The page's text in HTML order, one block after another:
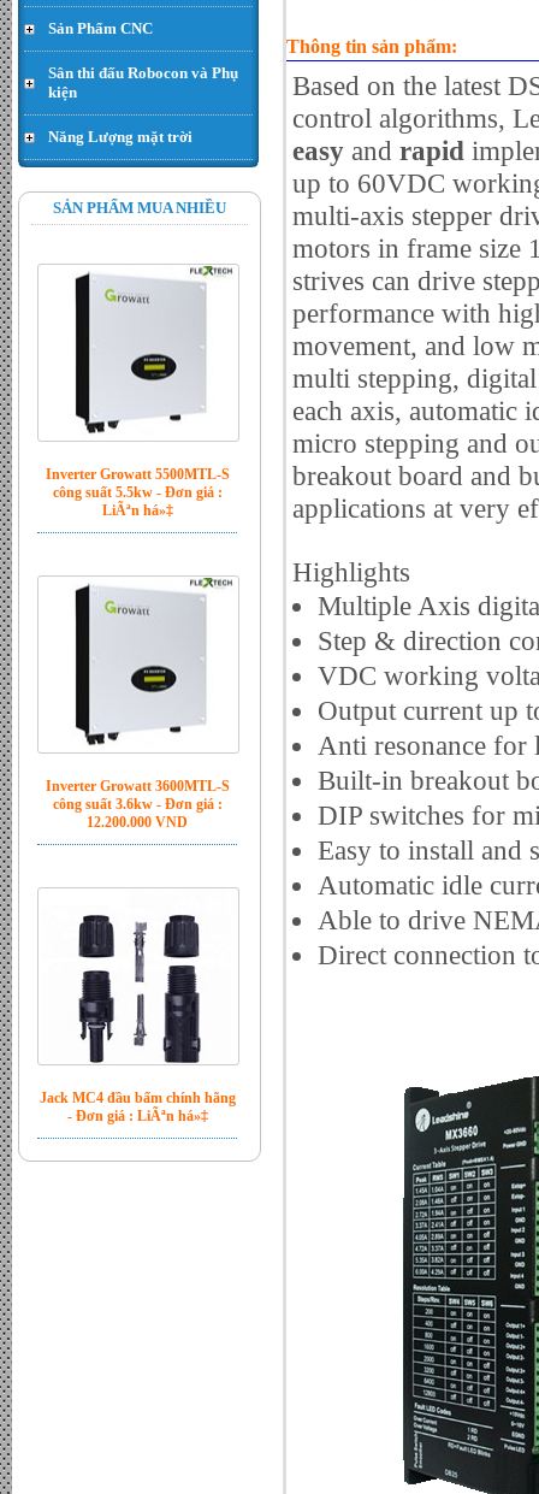
Sản Phẩm CNC
Sân thi đấu Robocon và Phụ
kiện
Năng Lượng mặt trời
SẢN PHẨM MUA NHIỀU
Hạt thóc - Đơn giá : 300.000
VND
công suất 5.5kw - Đơn giá :
LiÃªn há»‡
công suất 3.6kw - Đơn giá :
12.200.000 VND
- Đơn giá : LiÃªn há»‡
Thông tin sản phẩm:
Based on the latest
control algorithms,
easy and rapid
up to 60VDC
multi-axis stepper
motors in frame size
strives can drive
performance with
movement, and low
multi stepping,
each axis, automatic
micro stepping and
breakout board and
applications at very
Highlights
Multiple Axis
Step & direction
VDC working
Output current up
Anti resonance for
Built-in breakout
DIP switches for
Easy to install and
Automatic idle
Able to drive
Direct connection